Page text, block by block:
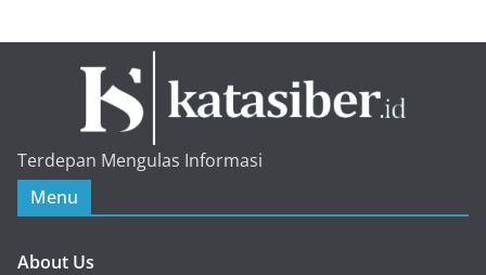
Terdepan Mengulas Informasi
Menu
About Us